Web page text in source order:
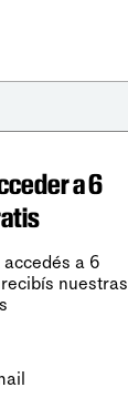
a 6
a 6
nuestras